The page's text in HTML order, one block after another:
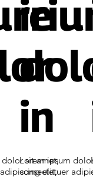
sit amet,
elit,
in
Lorem ipsum
consectetuer